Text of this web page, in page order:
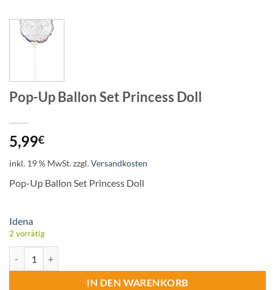
Pop-Up Ballon Set Princess Doll
5,99€
inkl. 19 % MwSt.zzgl.Versandkosten
Pop-Up Ballon Set Princess Doll
Idena
2 vorrätig
IN DEN WARENKORB